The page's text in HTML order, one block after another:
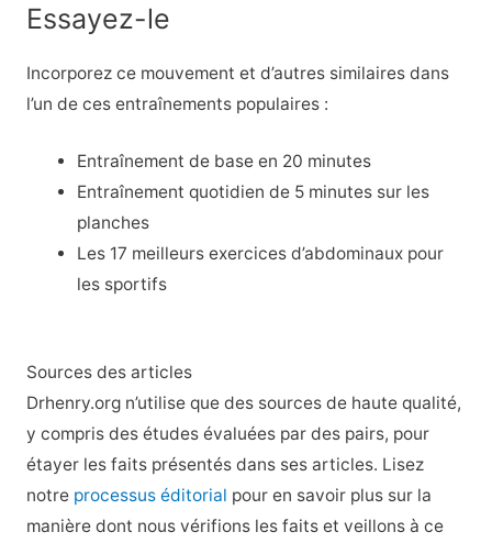
Essayez-le
Incorporez ce mouvement et d’autres similaires dans
l’un de ces entraînements populaires :
Entraînement de base en 20 minutes
Entraînement quotidien de 5 minutes sur les
planches
Les 17 meilleurs exercices d’abdominaux pour
les sportifs
Sources des articles
Drhenry.org n’utilise que des sources de haute qualité,
y compris des études évaluées par des pairs, pour
étayer les faits présentés dans ses articles. Lisez
notre processus éditorial pour en savoir plus sur la
manière dont nous vérifions les faits et veillons à ce